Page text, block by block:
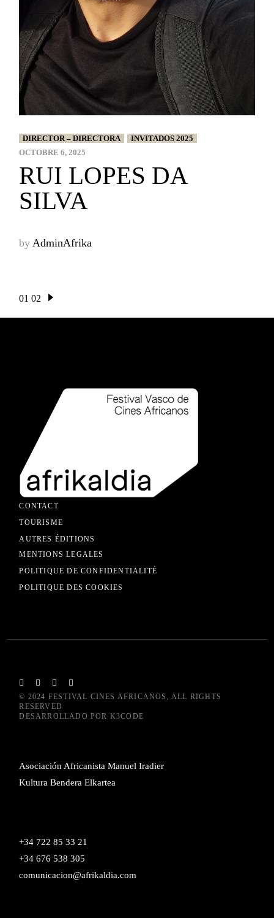
DIRECTOR – DIRECTORA
INVITADOS 2025
OCTOBRE 6, 2025
RUI LOPES DA
SILVA
by AdminAfrika
PAGINATION
01 02
CONTACT
TOURISME
AUTRES ÉDITIONS
MENTIONS LEGALES
POLITIQUE DE CONFIDENTIALITÉ
POLITIQUE DES COOKIES
© 2024 FESTIVAL CINES AFRICANOS , ALL RIGHTS
RESERVED
DESARROLLADO POR K3CODE
Asociación Africanista Manuel Iradier
Kultura Bendera Elkartea
+34 722 85 33 21
+34 676 538 305
comunicacion@afrikaldia.com